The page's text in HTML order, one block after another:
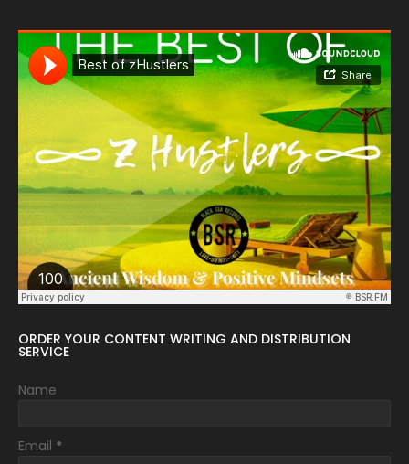
ORDER YOUR CONTENT WRITING AND DISTRIBUTION
SERVICE
Name
Email *